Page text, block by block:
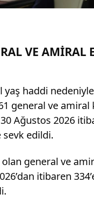
VE AMİRAL
haddi
general ve
Ağustos 2026
edildi.
general ve
itibaren